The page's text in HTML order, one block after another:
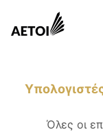
Όλες οι